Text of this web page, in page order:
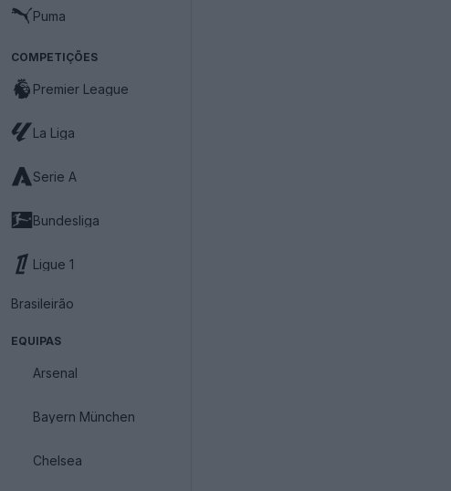
Puma
COMPETIÇÕES
Premier League
La Liga
Serie A
Bundesliga
Ligue 1
Brasileirão
EQUIPAS
Arsenal
Bayern München
Chelsea